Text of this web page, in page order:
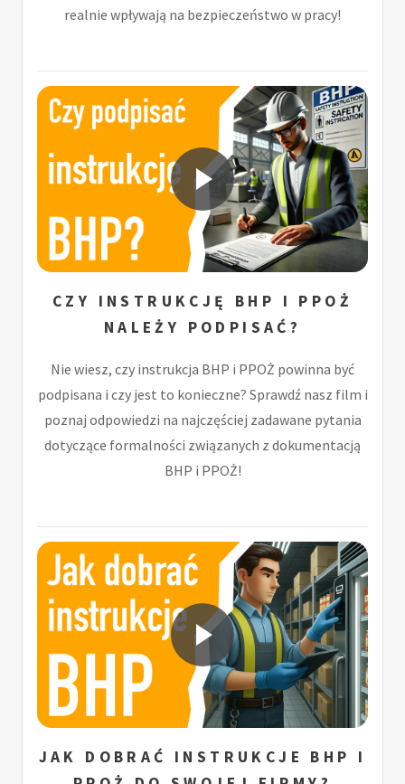
realnie wpływają na bezpieczeństwo w pracy!
CZY INSTRUKCJĘ BHP I PPOŻ
NALEŻY PODPISAĆ?
Nie wiesz, czy instrukcja BHP i PPOŻ powinna być
podpisana i czy jest to konieczne? Sprawdź nasz film i
poznaj odpowiedzi na najczęściej zadawane pytania
dotyczące formalności związanych z dokumentacją
BHP i PPOŻ!
JAK DOBRAĆ INSTRUKCJE BHP I